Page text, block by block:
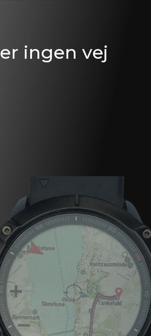
ingen vej